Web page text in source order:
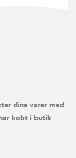
dine varer med
købt i butik